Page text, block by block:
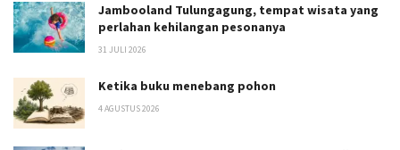
Jambooland Tulungagung, tempat wisata yang
perlahan kehilangan pesonanya
31 JULI 2026
Ketika buku menebang pohon
4 AGUSTUS 2026